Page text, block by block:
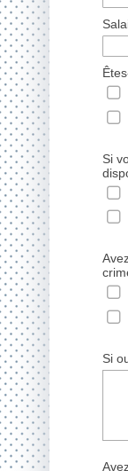
Si
Si